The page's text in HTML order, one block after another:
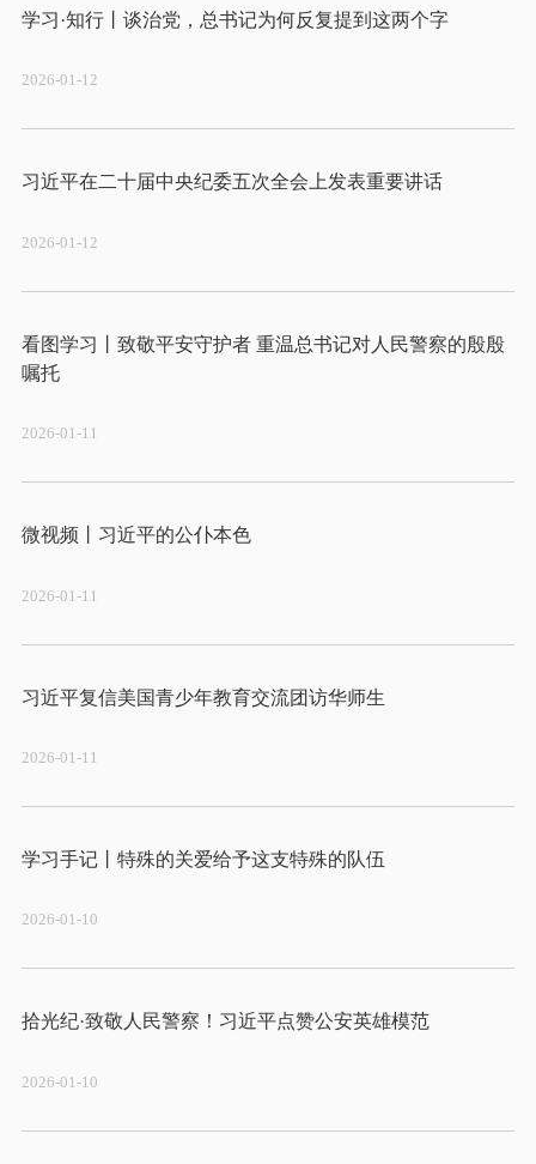
学习·知行丨谈治党，总书记为何反复提到这两个字
2026-01-12
习近平在二十届中央纪委五次全会上发表重要讲话
2026-01-12
看图学习丨致敬平安守护者 重温总书记对人民警察的殷殷
嘱托
2026-01-11
微视频丨习近平的公仆本色
2026-01-11
2026-01-11
2026-01-10
拾光纪·致敬人民警察！习近平点赞公安英雄模范
2026-01-10